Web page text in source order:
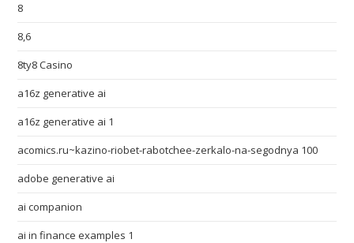
8
8,6
8ty8 Casino
a16z generative ai
a16z generative ai 1
acomics.ru~kazino-riobet-rabotchee-zerkalo-na-segodnya 100
adobe generative ai
ai companion
ai in finance examples 1